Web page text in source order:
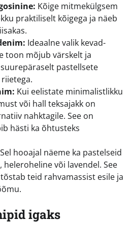
Kõige mitmekülgsem
praktiliselt kõigega ja näeb
Ideaalne valik kevad-
toon mõjub värskelt ja
pastellsete
Kui eelistate minimalistlikku
või hall teksajakk on
nahktagile. See on
hästi ka õhtusteks
Sel hooajal näeme ka pastelseid
või lavendel. See
teid rahvamassist esile ja
igaks